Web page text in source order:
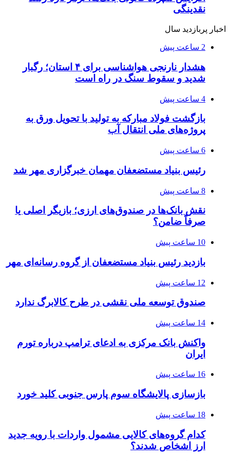
نقدینگی
اخبار پربازدید سال
2 ساعت پیش
هشدار نارنجی هواشناسی برای ۴ استان؛ رگبار
شدید و سقوط سنگ در راه است
4 ساعت پیش
بازگشت فولاد مبارکه به تولید با تحویل ورق به
پروژه‌های ملی انتقال آب
6 ساعت پیش
رئیس بنیاد مستضعفان مهمان خبرگزاری مهر شد
8 ساعت پیش
نقش بانک‌ها در صندوق‌های ارزی؛ بازیگر اصلی یا
صرفاً ضامن؟
10 ساعت پیش
بازدید رئیس بنیاد مستضعفان از گروه رسانه‌ای مهر
12 ساعت پیش
صندوق توسعه ملی نقشی در طرح کالابرگ ندارد
14 ساعت پیش
واکنش بانک مرکزی به ادعای ترامپ درباره تورم
ایران
16 ساعت پیش
بازسازی پالایشگاه سوم پارس جنوبی کلید خورد
18 ساعت پیش
کدام گروه‌های کالایی مشمول واردات با رویه جدید
ارز اشخاص شدند؟